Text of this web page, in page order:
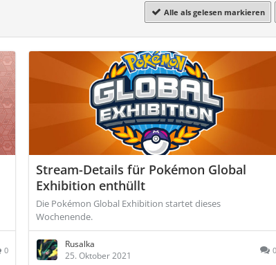
Alle als gelesen markieren
0
Stream-Details für Pokémon Global
Exhibition enthüllt
Die Pokémon Global Exhibition startet dieses
Wochenende.
Rusalka
25. Oktober 2021
0